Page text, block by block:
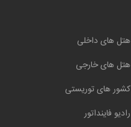
هتل های داخلی
هتل های خارجی
کشور های توریستی
رادیو فاینداتور